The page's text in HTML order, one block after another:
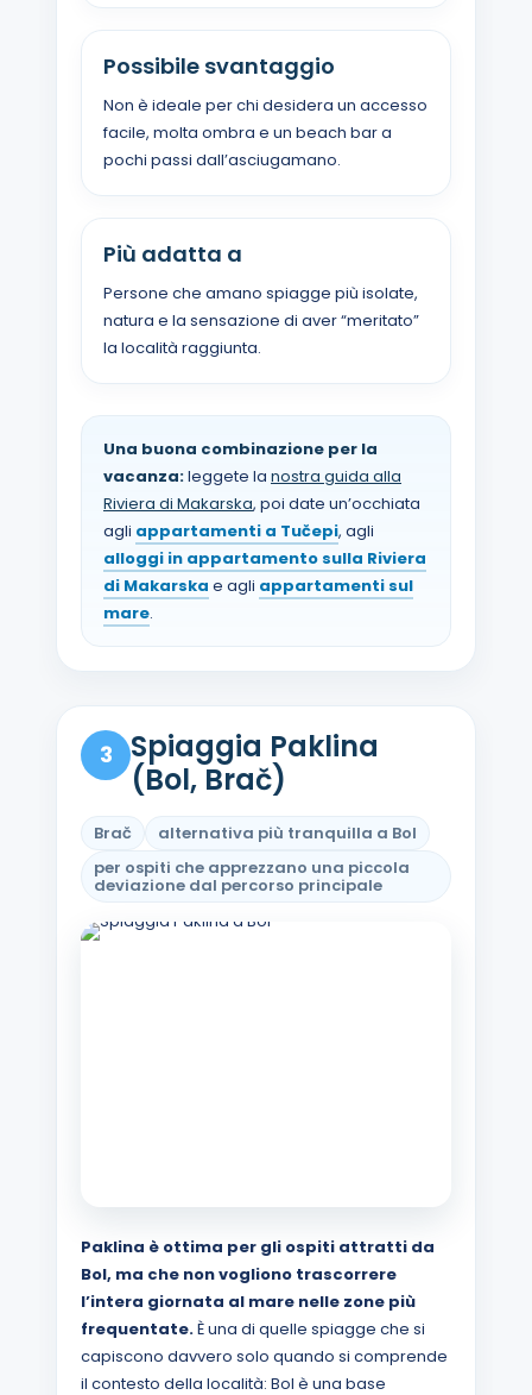
Possibile svantaggio
Non è ideale per chi desidera un accesso
facile, molta ombra e un beach bar a
pochi passi dall’asciugamano.
Più adatta a
Persone che amano spiagge più isolate,
natura e la sensazione di aver “meritato”
la località raggiunta.
Una buona combinazione per la
vacanza:leggete la nostra guida alla
Riviera di Makarska, poi date un’occhiata
agli appartamenti a Tučepi, agli
alloggi in appartamento sulla Riviera
di Makarska e agli appartamenti sul
mare.
3
Spiaggia Paklina
(Bol, Brač)
Brač
alternativa più tranquilla a Bol
per ospiti che apprezzano una piccola
deviazione dal percorso principale
Paklina è ottima per gli ospiti attratti da
Bol, ma che non vogliono trascorrere
l’intera giornata al mare nelle zone più
frequentate.È una di quelle spiagge che si
capiscono davvero solo quando si comprende
il contesto della località: Bol è una base